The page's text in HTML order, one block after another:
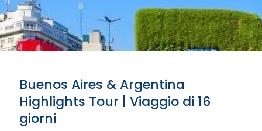
Buenos Aires & Argentina
Highlights Tour | Viaggio di 16
giorni